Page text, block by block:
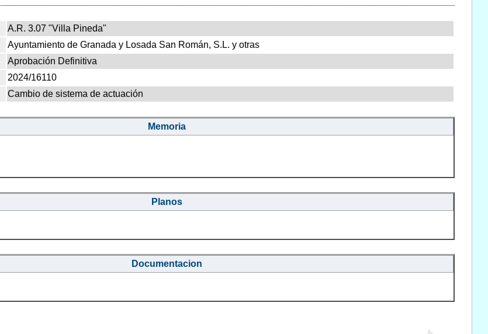
A.R. 3.07 "Villa Pineda"
Ayuntamiento de Granada y Losada San Román, S.L. y otras
Aprobación Definitiva
2024/16110
Cambio de sistema de actuación
Memoria
Planos
Documentacion